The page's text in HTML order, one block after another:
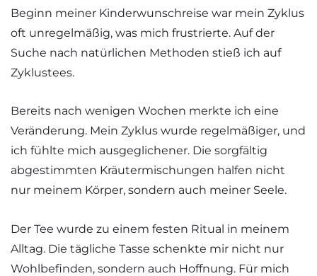
Beginn meiner Kinderwunschreise war mein Zyklus
oft unregelmäßig, was mich frustrierte. Auf der
Suche nach natürlichen Methoden stieß ich auf
Zyklustees.
Bereits nach wenigen Wochen merkte ich eine
Veränderung. Mein Zyklus wurde regelmäßiger, und
ich fühlte mich ausgeglichener. Die sorgfältig
abgestimmten Kräutermischungen halfen nicht
nur meinem Körper, sondern auch meiner Seele.
Der Tee wurde zu einem festen Ritual in meinem
Alltag. Die tägliche Tasse schenkte mir nicht nur
Wohlbefinden, sondern auch Hoffnung. Für mich